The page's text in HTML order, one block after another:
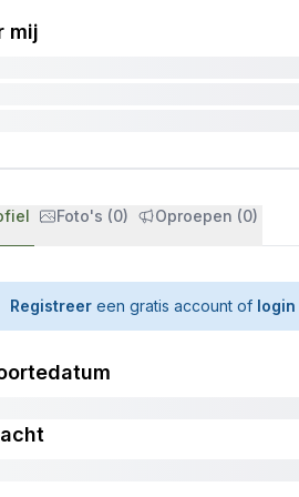
mij
Foto's (0) Oproepen (0)
Registreer een gratis account of login